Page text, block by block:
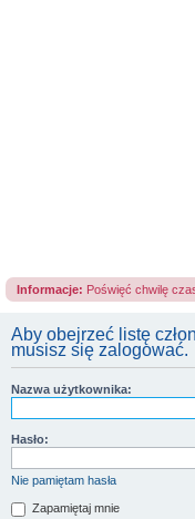
Informacje: Poświęć chwilę
Aby obejrzeć listę
musisz się zalogować.
Nazwa użytkownika:
Hasło:
Nie pamiętam hasła
Zapamiętaj mnie